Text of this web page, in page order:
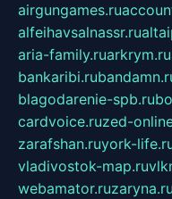
airgungames.ru
alfeihavsalnassr.ru
aria-family.ruarkrym.ru
bankaribi.ru
blagodarenie-spb.ru
cardvoice.ruzed-
zarafshan.ruyork-
vladivostok-map.ru
webamator.ruzaryna.ru